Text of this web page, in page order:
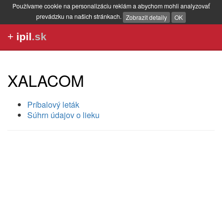
Používame cookie na personalizáciu reklám a abychom mohli analyzovať
prevádzku na našich stránkach. Zobrazit detaily OK
+ ipil.sk
XALACOM
Príbalový leták
Súhrn údajov o lieku